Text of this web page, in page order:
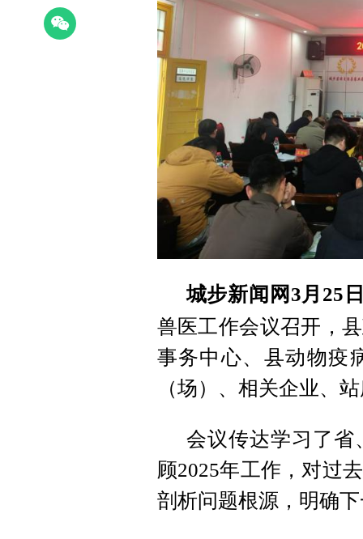
城步新闻网3月25
兽医工作会议召开，
事务中心、县动物疫
（场）、相关企业、
会议传达学习了省
顾2025年工作，对过
剖析问题根源，明确